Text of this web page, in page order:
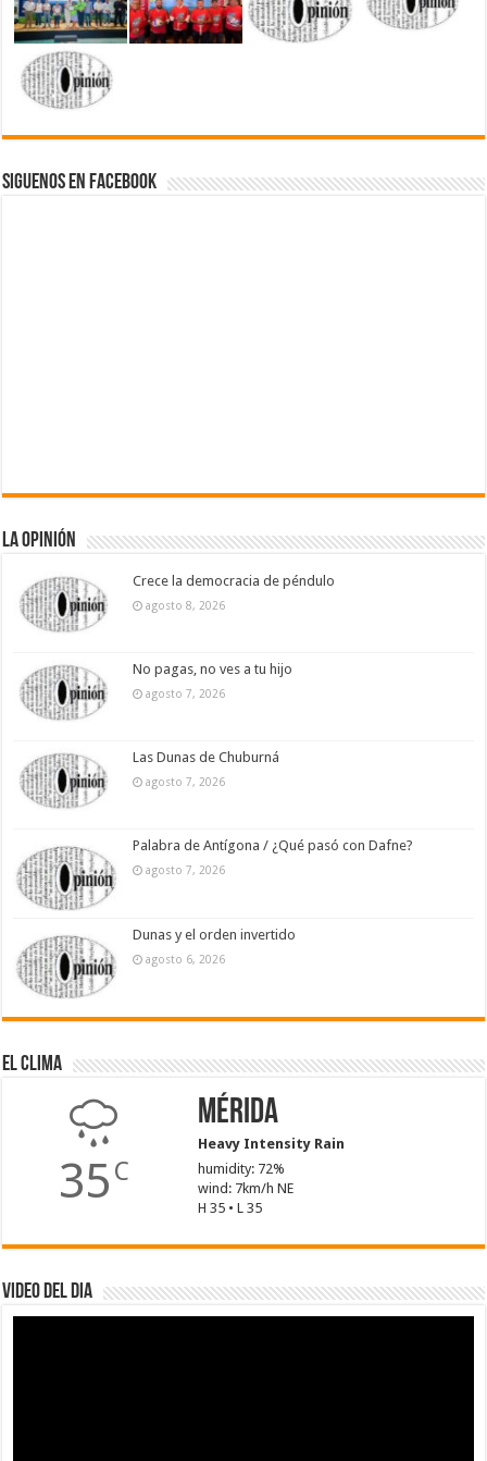
Siguenos en Facebook
La Opinión
Crece la democracia de péndulo
agosto 8, 2026
No pagas, no ves a tu hijo
agosto 7, 2026
Las Dunas de Chuburná
agosto 7, 2026
Palabra de Antígona / ¿Qué pasó con Dafne?
agosto 7, 2026
Dunas y el orden invertido
agosto 6, 2026
El Clima
35 C
Mérida
Heavy Intensity Rain
humidity: 72%
wind: 7km/h NE
H 35 • L 35
Video del dia